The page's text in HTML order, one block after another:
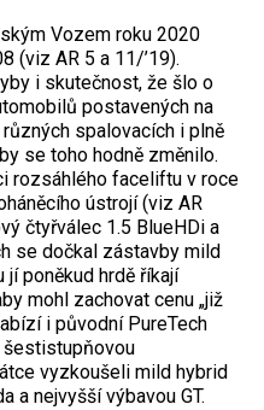
­Vozem roku 2020
(viz AR 5 a 11/’19).
i skutečnost, že šlo o
postavených na
spalovacích i plně
se toho hodně změnilo.
rozsáhlého faceliftu v roce
ústrojí (viz AR
čtyřválec 1.5 BlueHDi a
se dočkal zástavby mild
poněkud hrdě říkají
mohl zachovat cenu „již
i původní PureTech
šestistupňovou
vyzkoušeli mild hybrid
a nejvyšší výbavou GT.